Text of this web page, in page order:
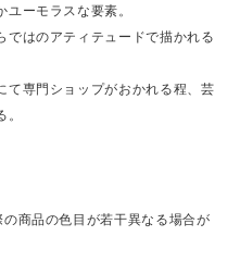
ーモラスな要素。
ではのアティテュードで描かれる
て専門ショップがおかれる程、芸
商品の色目が若干異なる場合が